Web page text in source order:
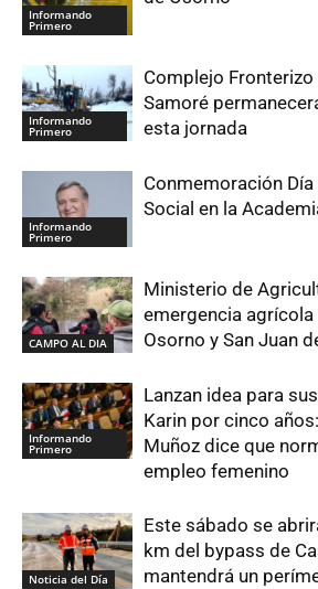
Informando
Primero
Informando
Primero
Complejo
Samoré
esta jornada
Informando
Primero
Conmemoración
Social en la
CAMPO AL DIA
Ministerio de
emergencia agrícola
Osorno y San Juan
Informando
Primero
Lanzan idea para
Karin por cinco
Muñoz dice que
empleo femenino
Noticia del Día
Este sábado se
km del bypass de
mantendrá un